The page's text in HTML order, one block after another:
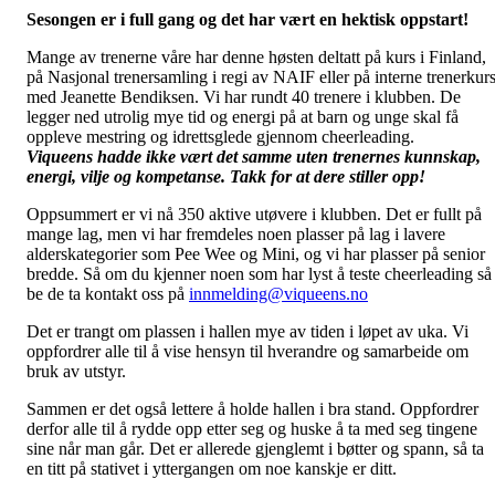
Sesongen er i full gang og det har vært en hektisk oppstart!
Mange av trenerne våre har denne høsten deltatt på kurs i Finland,
på Nasjonal trenersamling i regi av NAIF eller på interne trenerkurs
med Jeanette Bendiksen. Vi har rundt 40 trenere i klubben. De
legger ned utrolig mye tid og energi på at barn og unge skal få
oppleve mestring og idrettsglede gjennom cheerleading.
Viqueens hadde ikke vært det samme uten trenernes kunnskap,
energi, vilje og kompetanse. Takk for at dere stiller opp!
Oppsummert er vi nå 350 aktive utøvere i klubben. Det er fullt på
mange lag, men vi har fremdeles noen plasser på lag i lavere
alderskategorier som Pee Wee og Mini, og vi har plasser på senior
bredde. Så om du kjenner noen som har lyst å teste cheerleading så
be de ta kontakt oss på innmelding@viqueens.no
Det er trangt om plassen i hallen mye av tiden i løpet av uka. Vi
oppfordrer alle til å vise hensyn til hverandre og samarbeide om
bruk av utstyr.
Sammen er det også lettere å holde hallen i bra stand. Oppfordrer
derfor alle til å rydde opp etter seg og huske å ta med seg tingene
sine når man går. Det er allerede gjenglemt i bøtter og spann, så ta
en titt på stativet i yttergangen om noe kanskje er ditt.